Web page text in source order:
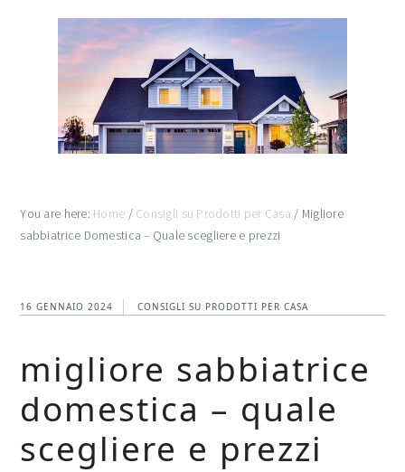
You are here: Home / Consigli su Prodotti per Casa / Migliore
sabbiatrice Domestica – Quale scegliere e prezzi
16 GENNAIO 2024 CONSIGLI SU PRODOTTI PER CASA
migliore sabbiatrice
domestica – quale
scegliere e prezzi